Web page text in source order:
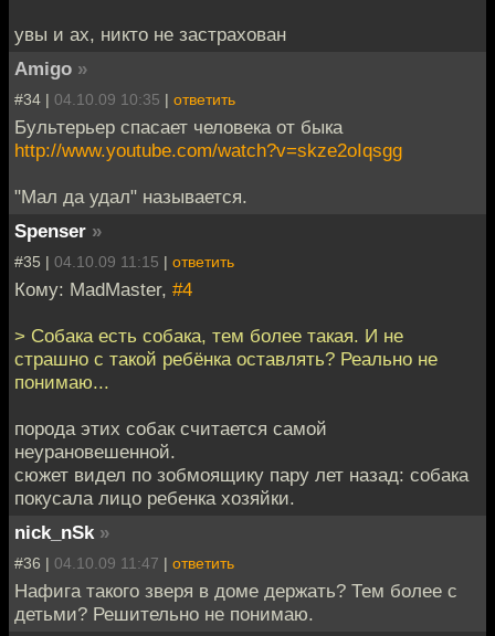
увы и ах, никто не застрахован
Amigo »
#34 | 04.10.09 10:35 | ответить
Бультерьер спасает человека от быка
http://www.youtube.com/watch?v=skze2oIqsgg
"Мал да удал" называется.
Spenser »
#35 | 04.10.09 11:15 | ответить
Кому: MadMaster, #4
> Собака есть собака, тем более такая. И не
страшно с такой ребёнка оставлять? Реально не
понимаю...
порода этих собак считается самой
неурановешенной.
сюжет видел по зобмоящику пару лет назад: собака
покусала лицо ребенка хозяйки.
nick_nSk »
#36 | 04.10.09 11:47 | ответить
Нафига такого зверя в доме держать? Тем более с
детьми? Решительно не понимаю.